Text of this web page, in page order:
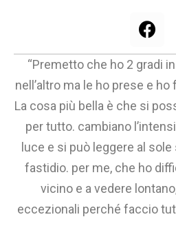
“Premetto che ho 2 gradi
nell’altro ma le ho prese e
La cosa più bella è che si
per tutto. cambiano
luce e si può leggere al
fastidio. per me, che ho
vicino e a vedere
eccezionali perché faccio